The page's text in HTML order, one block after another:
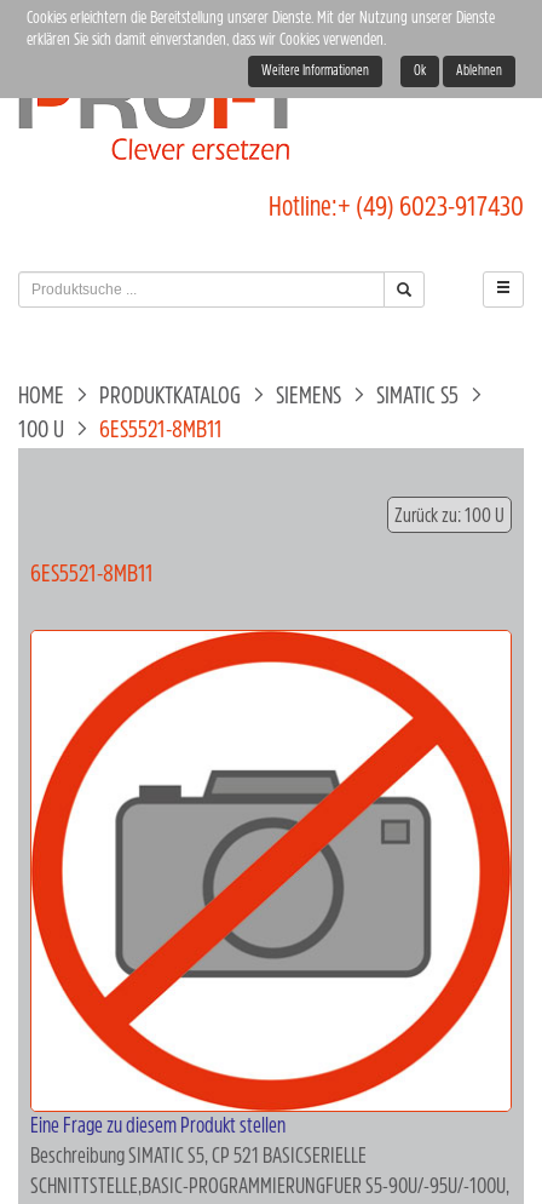
Hotline:+ (49) 6023-917430
HOME PRODUKTKATALOG SIEMENS
SIMATIC S5
100 U
6ES5521-8MB11
Zurück zu: 100 U
6ES5521-8MB11
Eine Frage zu diesem Produkt stellen
BeschreibungSIMATIC S5, CP 521 BASICSERIELLE
SCHNITTSTELLE,BASIC-PROGRAMMIERUNGFUER S5-90U/-95U/-100U,
Cookies erleichtern die Bereitstellung unserer Dienste. Mit der Nutzung unserer Dienste
erklären Sie sich damit einverstanden, dass wir Cookies verwenden.
Weitere Informationen Ok Ablehnen